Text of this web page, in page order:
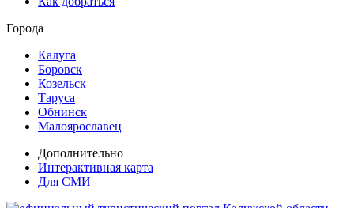
Города
Калуга
Боровск
Козельск
Таруса
Обнинск
Малоярославец
Дополнительно
Интерактивная карта
Для СМИ